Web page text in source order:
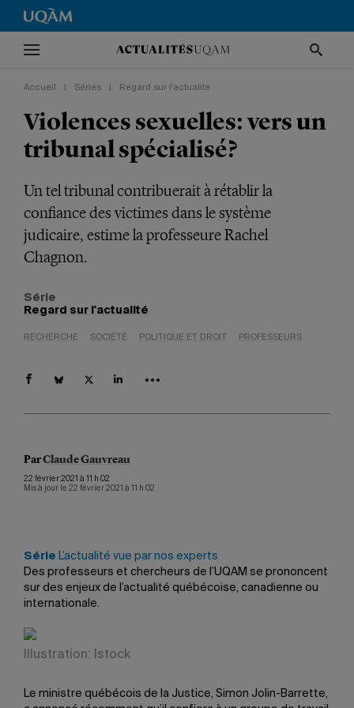
Accueil Séries Regard sur l'actualité
Violences sexuelles: vers un
tribunal spécialisé?
Un tel tribunal contribuerait à rétablir la
confiance des victimes dans le système
judicaire, estime la professeure Rachel
Chagnon.
Série
Regard sur l'actualité
RECHERCHE SOCIÉTÉ POLITIQUE ET DROIT PROFESSEURS
ParClaude Gauvreau
22 février 2021 à 11 h 02
Mis à jour le 22 février 2021 à 11 h 02
Série L’actualité vue par nos experts
Des professeurs et chercheurs de l’UQAM se prononcent
sur des enjeux de l’actualité québécoise, canadienne ou
internationale.
Illustration: Istock
Le ministre québécois de la Justice, Simon Jolin-Barrette,